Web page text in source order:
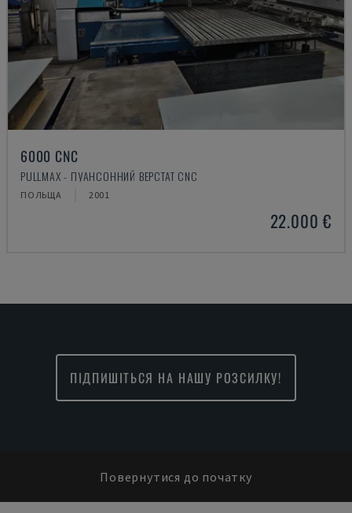
6000 CNC
PULLMAX - ПУАНСОННИЙ ВЕРСТАТ CNC
ПОЛЬЩА 2001
22.000 €
ПІДПИШІТЬСЯ НА НАШУ РОЗСИЛКУ!
Повернутися до початку